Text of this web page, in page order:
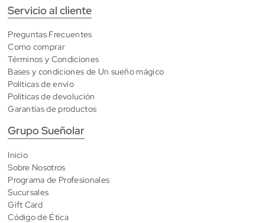
Servicio al cliente
Preguntas Frecuentes
Como comprar
Términos y Condiciones
Bases y condiciones de Un sueño mágico
Políticas de envío
Políticas de devolución
Garantías de productos
Grupo Sueñolar
Inicio
Sobre Nosotros
Programa de Profesionales
Sucursales
Gift Card
Código de Ética